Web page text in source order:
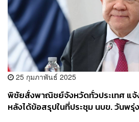
25 กุมภาพันธ์ 2025
พิชัยสั่งพาณิชย์จังหวัดทั่วประเทศ แจ้
หลังได้ข้อสรุปในที่ประชุม นบข. วันพรุ่